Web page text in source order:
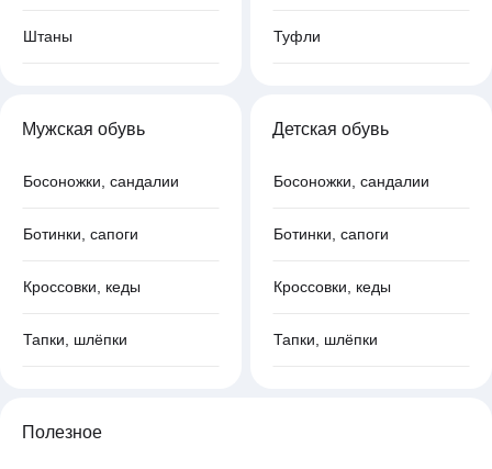
Полезное
Штаны Туфли
Мужская обувь
Босоножки, сандалии
Ботинки, сапоги
Кроссовки, кеды
Тапки, шлёпки
Детская обувь
Босоножки, сандалии
Ботинки, сапоги
Кроссовки, кеды
Тапки, шлёпки